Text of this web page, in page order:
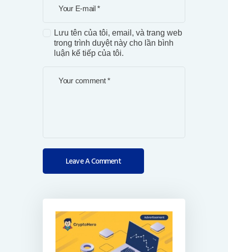
Lưu tên của tôi, email, và trang web
trong trình duyệt này cho lần bình
luận kế tiếp của tôi.